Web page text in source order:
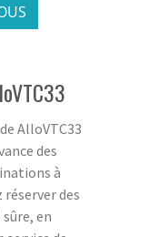
de AlloVTC33
des
à
réserver des
en